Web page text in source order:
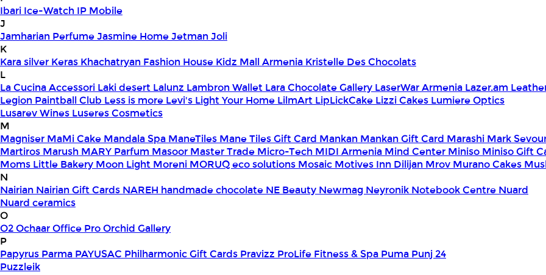
Ibari Ice-Watch IP Mobile
J
Jamharian PerfumeJasmine HomeJetmanJoli
K
Kara silver Keras Khachatryan Fashion House Kidz Mall Armenia Kristelle Des Chocolats
L
La Cucina Accessori Laki desert Lalunz Lambron Wallet Lara Chocolate Gallery LaserWar Armenia Lazer.am
Legion Paintball Club Less is more Levi's Light Your Home LilmArt LipLickCake Lizzi Cakes Lumiere Optics
Lusarev Wines Luseres Cosmetics
M
Magniser MaMi Cake Mandala Spa ManeTiles Mane Tiles Gift Card Mankan Mankan Gift Card Marashi Mark
Martiros Marush MARY Parfum Masoor Master Trade Micro-Tech MIDI Armenia Mind Center Miniso Miniso Gift
Moms Little Bakery Moon Light Moreni MORUQ eco solutions Mosaic Motives Inn Dilijan Mrov Murano Cakes
N
Nairian Nairian Gift Cards NAREH handmade chocolate NE Beauty Newmag Neyronik Notebook Centre Nuard
Nuard ceramics
O
O2OchaarOffice ProOrchid Gallery
P
Papyrus Parma PAYUSAC Philharmonic Gift Cards Pravizz ProLife Fitness & Spa Puma Punj 24
Puzzleik